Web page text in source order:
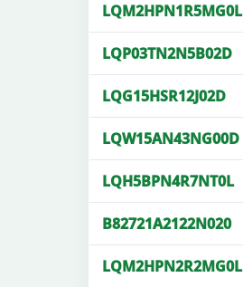
LQM2HPN1R5MG0L
LQP03TN2N5B02D
LQG15HSR12J02D
LQW15AN43NG00D
LQH5BPN4R7NT0L
B82721A2122N020
LQM2HPN2R2MG0L